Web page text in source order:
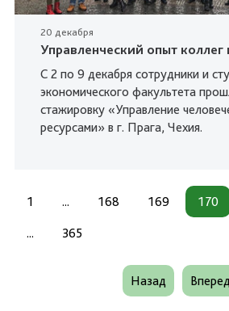
20 декабря
Управленческий опыт коллег
С 2 по 9 декабря сотрудники и
экономического факультета
стажировку «Управление
ресурсами» в г. Прага, Чехия.
1 ... 168 169 170
... 365
Назад